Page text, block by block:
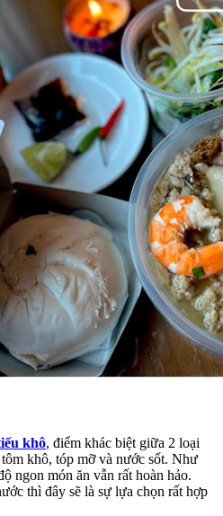
khô, điểm khác biệt giữa 2 loại
khô, tóp mỡ và nước sốt. Như
ngon món ăn vẫn rất hoàn hảo.
thì đây sẽ là sự lựa chọn rất hợp